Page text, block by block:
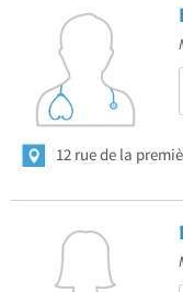
12 rue de la